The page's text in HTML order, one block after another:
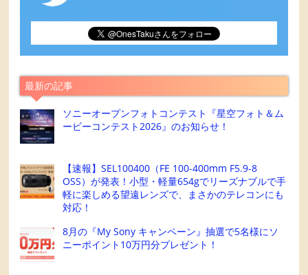
最新の記事
ソニーオープンフォトコンテスト『星空フォト＆ム
ービーコンテスト2026』のお知らせ！
【速報】SEL100400（FE 100-400mm F5.9-8
OSS）が発表！小型・軽量654gでリーズナブルで手
軽に楽しめる望遠レンズで、まさかのテレコンにも
対応！
8月の『My Sony キャンペーン』抽選で5名様にソ
ニーポイント10万円分プレゼント！